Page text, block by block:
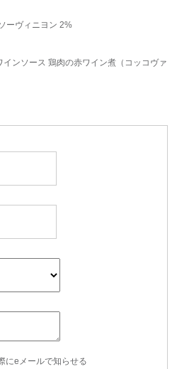
ーヴィニヨン 2%
ンソース 鶏肉の赤ワイン煮（コッコヴァ
にeメールで知らせる